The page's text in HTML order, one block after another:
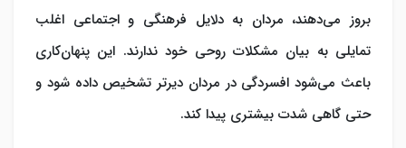
بروز می‌دهند، مردان به دلایل فرهنگی و اجتماعی اغلب
تمایلی به بیان مشکلات روحی خود ندارند. این پنهان‌کاری
باعث می‌شود افسردگی در مردان دیرتر تشخیص داده شود و
حتی گاهی شدت بیشتری پیدا کند.